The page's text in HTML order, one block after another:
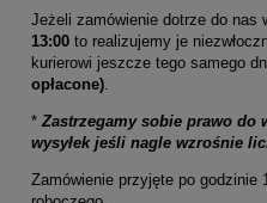
Jeżeli zamówienie dotrze do nas
13:00 to realizujemy je
kurierowi jeszcze tego samego
opłacone).
*Zastrzegamy sobie prawo do
wysyłek jeśli nagle wzrośnie
Zamówienie przyjęte po godzinie